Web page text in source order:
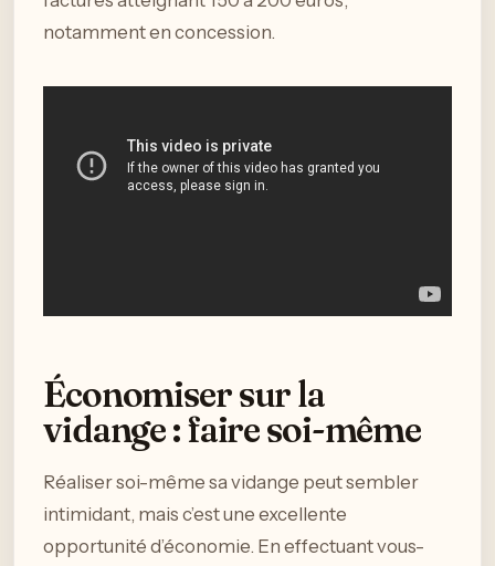
notamment en concession.
Économiser sur la
vidange : faire soi-même
Réaliser soi-même sa vidange peut sembler
intimidant, mais c’est une excellente
opportunité d’économie. En effectuant vous-